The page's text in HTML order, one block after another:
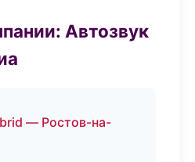
Автозвук
— Ростов-на-